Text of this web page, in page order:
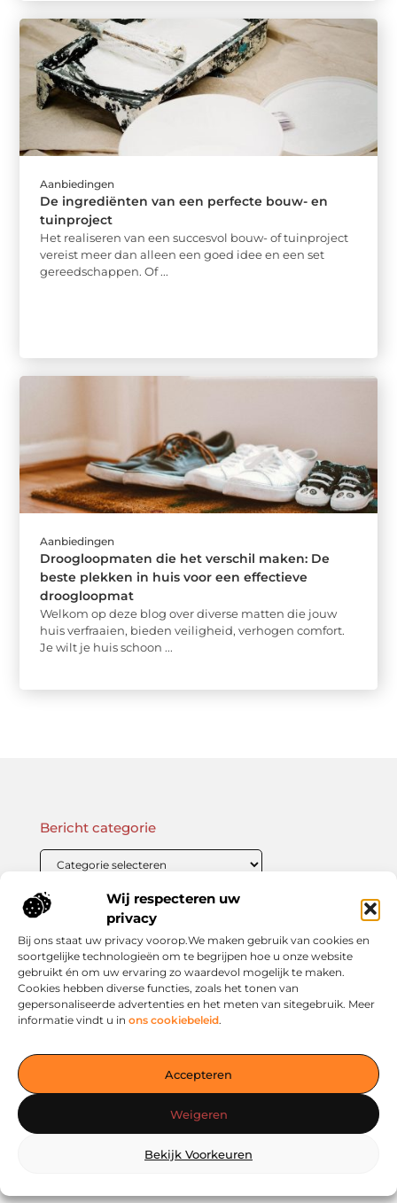
Wij respecteren uw
privacy
Bij ons staat uw privacy voorop.We maken gebruik van cookies en
soortgelijke technologieën om te begrijpen hoe u onze website
gebruikt én om uw ervaring zo waardevol mogelijk te maken.
Cookies hebben diverse functies, zoals het tonen van
gepersonaliseerde advertenties en het meten van sitegebruik. Meer
informatie vindt u in ons cookiebeleid.
Accepteren
Weigeren
Bekijk Voorkeuren
Aanbiedingen
De ingrediënten van een perfecte bouw- en
tuinproject
Het realiseren van een succesvol bouw- of tuinproject
vereist meer dan alleen een goed idee en een set
gereedschappen. Of ...
Aanbiedingen
Droogloopmaten die het verschil maken: De
beste plekken in huis voor een effectieve
droogloopmat
Welkom op deze blog over diverse matten die jouw
huis verfraaien, bieden veiligheid, verhogen comfort.
Je wilt je huis schoon ...
— Verken prikkelende blogs, slimme inzichten en praktische
tips voor een bewuster en slimmer leven. Alles overzichtelijk
verzameld op één platform. Begin vandaag nog op living-
smart.nl!
Onze informatie
Bericht categorie